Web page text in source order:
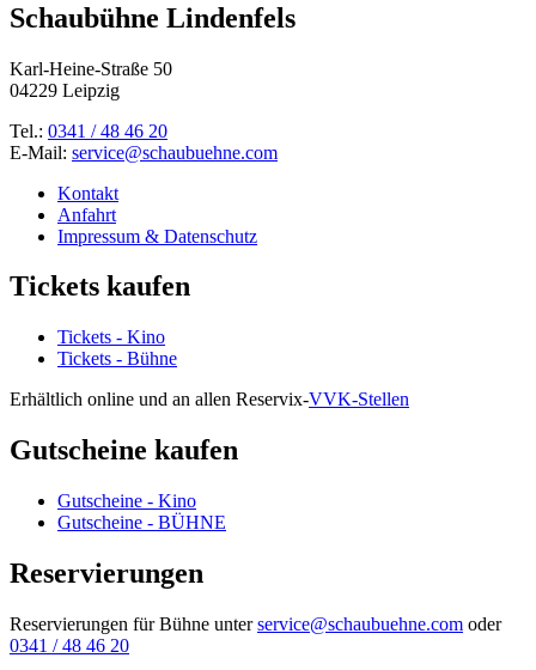
Schaubühne Lindenfels
Karl-Heine-Straße 50
04229 Leipzig
Tel.: 0341 / 48 46 20
E-Mail: service@schaubuehne.com
Kontakt
Anfahrt
Impressum & Datenschutz
Tickets kaufen
Tickets - Kino
Tickets - Bühne
Erhältlich online und an allen Reservix-VVK-Stellen
Gutscheine kaufen
Gutscheine - Kino
Gutscheine - BÜHNE
Reservierungen
Reservierungen für Bühne unterservice@schaubuehne.com oder
0341 / 48 46 20